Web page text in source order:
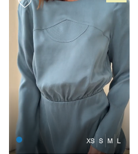
XS S M L